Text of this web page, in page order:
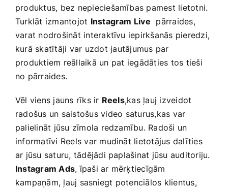
produktus, bez nepieciešamības pamest lietotni.
Turklāt izmantojot Instagram Live ‍ pārraides,
varat nodrošināt interaktīvu iepirkšanās pieredzi,
kurā skatītāji var uzdot⁣ jautājumus par
produktiem reāllaikā un⁣ pat iegādāties tos tieši
no pārraides.
Vēl​ viens jauns rīks ir Reels,kas ļauj izveidot⁣
radošus un saistošus ‌video⁤ saturus,kas var
palielināt​ jūsu zīmola redzamību. Radoši un
informatīvi Reels var mudināt lietotājus‍ dalīties
ar jūsu saturu, tādējādi paplašinat jūsu auditoriju.
Instagram‍ Ads, īpaši ar mērķtiecīgām
kampaņām, ļauj sasniegt potenciālos klientus,